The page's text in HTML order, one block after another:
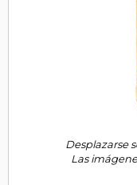
Desplazarse
Las